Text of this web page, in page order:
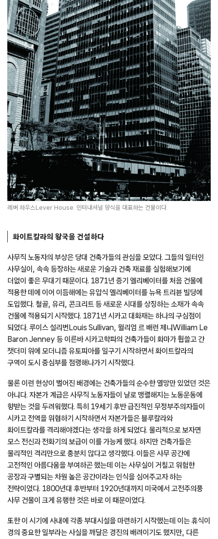
레버 하우스Lever House. 인터내셔널 양식을 대표하는 건물이다.
화이트칼라의 왕국을 건설하다
사무직 노동자의 부상은 당대 건축가들의 관심을 모았다. 그들의 일터인
사무실이, 속속 등장하는 새로운 기술과 건축 재료를 실험해보기에
더없이 좋은 무대기 때문이다. 1871년 증기 엘리베이터를 처음 건물에
적용한 데에 이어 이듬해에는 유압식 엘리베이터를 뉴욕 트리뷴 빌딩에
도입했다. 철골, 유리, 콘크리트 등 새로운 시대를 상징하는 소재가 속속
건물에 적용되기 시작했다. 1871년 시카고 대화재는 하나의 구심점이
되었다. 루이스 설리번Louis Sullivan, 윌리엄 르 배런 제니William Le
Baron Jenney 등 이른바 시카고학파의 건축가들이 화마가 휩쓸고 간
잿더미 위에 모더니즘 유토피아를 일구기 시작하면서 화이트칼라의
구역이 도시 중심부를 점령해나가기 시작했다.
물론 이런 현상이 벌어진 배경에는 건축가들의 순수한 열망만 있었던 것은
아니다. 자본가 계급은 사무직 노동자들이 날로 맹렬해지는 노동운동에
향받는 것을 두려워했다. 특히 19세기 후반 급진적인 무정부주의자들이
시카고 전역을 위협하기 시작하면서 자본가들은 블루칼라와
화이트칼라를 격리해야겠다는 생각을 하게 되었다. 물리적으로 보자면
모스 전신과 전화기의 보급이 이를 가능케 했다. 하지만 건축가들은
물리적인 격리만으로 충분치 않다고 생각했다. 이들은 사무 공간에
고전적인 아름다움을 부여하곤 했는데 이는 사무실이 거칠고 위험한
공장과 구별되는 차원 높은 공간이라는 인식을 심어주고자 하는
전략이었다. 1800년대 후반부터 1920년대까지 미국에서 고전주의풍
사무 건물이 크게 유행한 것은 바로 이 때문이었다.
또한 이 시기에 사내에 각종 부대시설을 마련하기 시작했는데 이는 휴식이
경의 중요한 일부라는 사실을 깨달은 경진의 배려이기도 했지만, 다른